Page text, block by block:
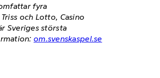
fyra
och Lotto, Casino
Sveriges största
om.svenskaspel.se